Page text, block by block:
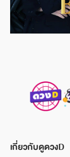
เกี่ยวกับดูดวงD